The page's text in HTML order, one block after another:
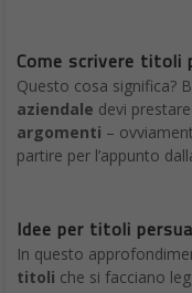
Come scrivere titoli
Questo cosa significa?
aziendale devi
argomenti –
partire per l’appunto
Idee per titoli
In questo
titoli che si facciano